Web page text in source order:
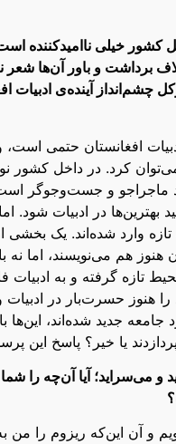
کشور خیلی
و باور آن‌ها شعر
آینده‌ی ادبیات
افغانستان حتمی
کرد. در داخل کشور
و جست‌وجوگر
در ادبیات شود. اما
وارد شده‌اند. یک بخشی
هم می‌نویسند، اما
تازه گرفته و به
حسرت‌بار در ادبیات و
جدید شده‌اند، این‌ها
یا خیر؟ پاسخ این
می‌سراید؛ آیا آن‌چه را شما
و آن این‌که ریزوم را من